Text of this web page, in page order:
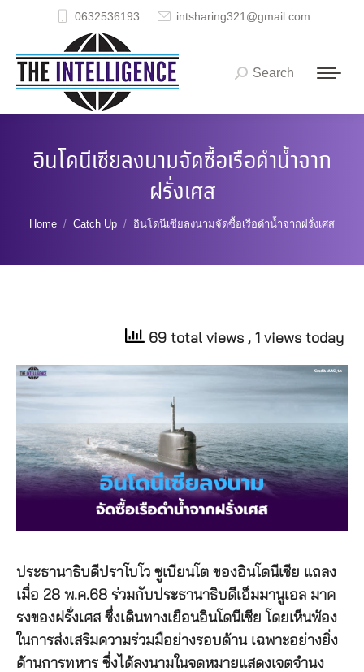
0632536193 intsharing321@gmail.com
Search:
Search
อินโดนีเซียลงนามจัดซื้อเรือดำน้ำจาก
ฝรั่งเศส
You are here:
Home Catch Up อินโดนีเซียลงนามจัดซื้อเรือดำน้ำจากฝรั่งเศส
69 total views , 1 views today
ประธานาธิบดีปราโบโว ซูเบียนโต ของอินโดนีเซีย แถลง
เมื่อ 28 พ.ค.68 ร่วมกับประธานาธิบดีเอ็มมานูเอล มาค
รงของฝรั่งเศส ซึ่งเดินทางเยือนอินโดนีเซีย โดยเห็นพ้อง
ในการส่งเสริมความร่วมมือย่างรอบด้าน เฉพาะอย่างยิ่ง
ด้านการทหาร ซึ่งได้ลงนามในจดหมายแสดงเจตจำนง